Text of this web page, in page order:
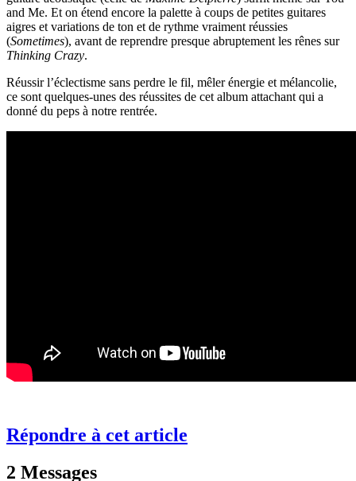
and Me. Et on étend encore la palette à coups de petites guitares
aigres et variations de ton et de rythme vraiment réussies
(Sometimes), avant de reprendre presque abruptement les rênes sur
Thinking Crazy.
Réussir l’éclectisme sans perdre le fil, mêler énergie et mélancolie,
ce sont quelques-unes des réussites de cet album attachant qui a
donné du peps à notre rentrée.
Répondre à cet article
2 Messages